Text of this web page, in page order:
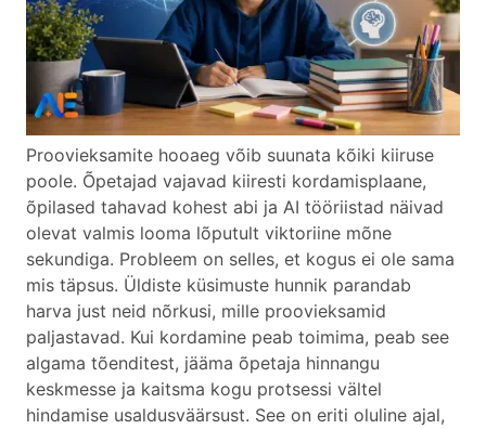
Proovieksamite hooaeg võib suunata kõiki kiiruse
poole. Õpetajad vajavad kiiresti kordamisplaane,
õpilased tahavad kohest abi ja AI tööriistad näivad
olevat valmis looma lõputult viktoriine mõne
sekundiga. Probleem on selles, et kogus ei ole sama
mis täpsus. Üldiste küsimuste hunnik parandab
harva just neid nõrkusi, mille proovieksamid
paljastavad. Kui kordamine peab toimima, peab see
algama tõenditest, jääma õpetaja hinnangu
keskmesse ja kaitsma kogu protsessi vältel
hindamise usaldusväärsust. See on eriti oluline ajal,